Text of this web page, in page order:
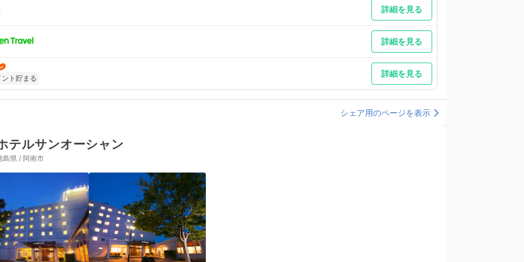
詳細を見る
詳細を見る
ント貯まる 詳細を見る
シェア用のページを表示
テルサンオーシャン
島県 / 阿南市